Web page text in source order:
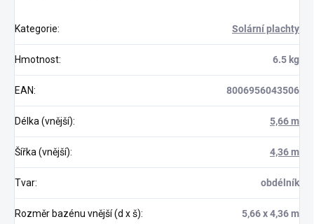
Kategorie: Solární plachty
Hmotnost: 6.5 kg
EAN: 8006956043506
Délka (vnější): 5,66 m
Šířka (vnější): 4,36 m
Tvar: obdélník
Rozměr bazénu vnější (d x š): 5,66 x 4,36 m